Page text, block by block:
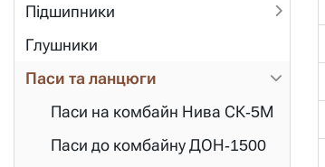
Підшипники
Глушники
Паси та ланцюги
Паси на комбайн Нива СК-5М
Паси до комбайну ДОН-1500